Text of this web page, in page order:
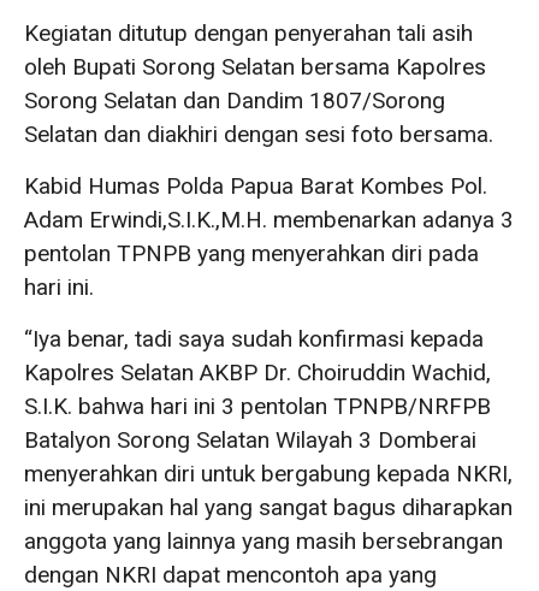
Kegiatan ditutup dengan penyerahan tali asih
oleh Bupati Sorong Selatan bersama Kapolres
Sorong Selatan dan Dandim 1807/Sorong
Selatan dan diakhiri dengan sesi foto bersama.
Kabid Humas Polda Papua Barat Kombes Pol.
Adam Erwindi,S.I.K.,M.H. membenarkan adanya 3
pentolan TPNPB yang menyerahkan diri pada
hari ini.
“Iya benar, tadi saya sudah konfirmasi kepada
Kapolres Selatan AKBP Dr. Choiruddin Wachid,
S.I.K. bahwa hari ini 3 pentolan TPNPB/NRFPB
Batalyon Sorong Selatan Wilayah 3 Domberai
menyerahkan diri untuk bergabung kepada NKRI,
ini merupakan hal yang sangat bagus diharapkan
anggota yang lainnya yang masih bersebrangan
dengan NKRI dapat mencontoh apa yang